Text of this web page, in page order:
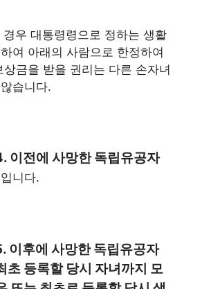
우 대통령령으로 정하는 생활
여 아래의 사람으로 한정하여
금을 받을 권리는 다른 손자녀
습니다.
이전에 사망한 독립유공자
입니다.
이후에 사망한 독립유공자
초 등록할 당시 자녀까지 모